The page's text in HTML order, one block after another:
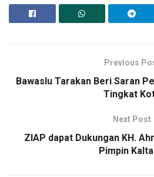
Previous
Bawaslu Tarakan Beri Saran
Tingkat
Next Post
ZIAP dapat Dukungan KH.
Pimpin